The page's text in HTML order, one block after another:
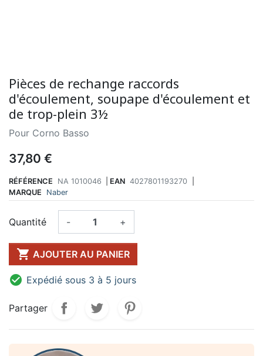
Pièces de rechange raccords
d'écoulement, soupape d'écoulement et
de trop-plein 3½
Pour Corno Basso
37,80 €
RÉFÉRENCE NA 1010046 EAN 4027801193270
MARQUE
Naber
Quantité - +
 AJOUTER AU PANIER
 Expédié sous 3 à 5 jours
Partager